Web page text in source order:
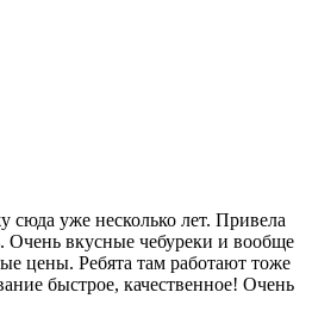
сюда уже несколько лет. Привела
Очень вкусные чебуреки и вообще
цены. Ребята там работают тоже
быстрое, качественное! Очень